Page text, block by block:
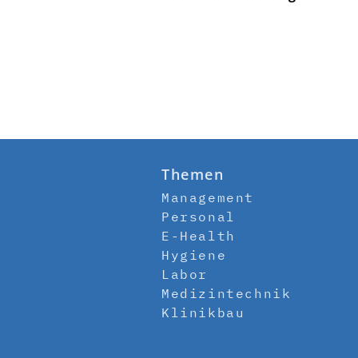
Themen
Management
Personal
E-Health
Hygiene
Labor
Medizintechnik
Klinikbau